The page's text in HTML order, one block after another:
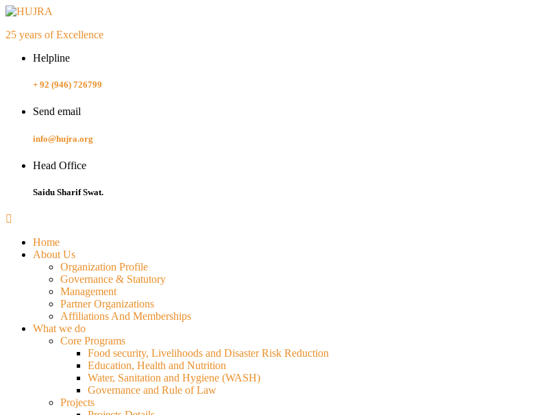
25 years of Excellence
Helpline
+ 92 (946) 726799
Send email
info@hujra.org
Head Office
Saidu Sharif Swat.
Home
About Us
Organization Profile
Governance & Statutory
Management
Partner Organizations
Affiliations And Memberships
What we do
Core Programs
Food security, Livelihoods and Disaster Risk Reduction
Education, Health and Nutrition
Water, Sanitation and Hygiene (WASH)
Governance and Rule of Law
Projects